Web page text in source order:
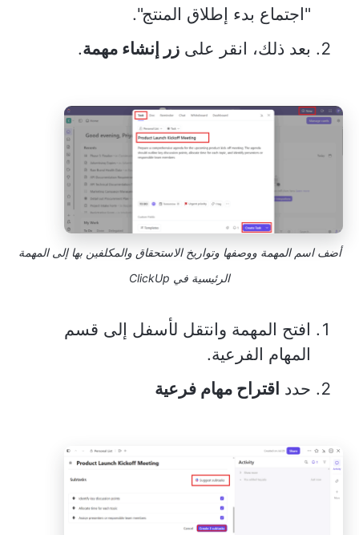
"اجتماع بدء إطلاق المنتج".
بعد ذلك، انقر على زر إنشاء مهمة.
أضف اسم المهمة ووصفها وتواريخ الاستحقاق والمكلفين بها إلى المهمة
الرئيسية في ClickUp
افتح المهمة وانتقل لأسفل إلى قسم
المهام الفرعية.
حدد اقتراح مهام فرعية